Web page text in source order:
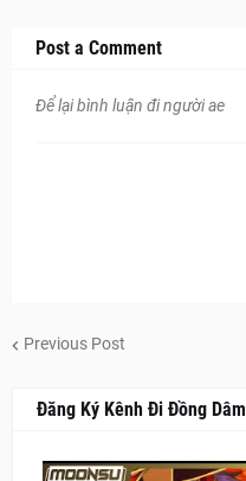
Post a Comment
Để lại bình luận đi người ae
Previous Post
Đăng Ký Kênh Đi Đồng Dâm